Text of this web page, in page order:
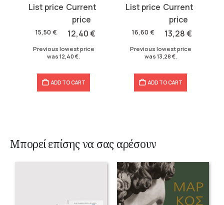
15,50 €
Original
was:
12,40€
Current
is:
Previous lowest price
was 12,40 €
ADD TO CART
16,60 €
Original
was:
13,28€
Current
is:
Previous lowest price
was 13,28 €.
ADD TO CART
Μπορεί επίσης να σας αρέσουν